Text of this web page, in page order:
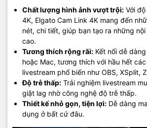
Chất lượng hình ảnh vượt trội: Với
4K, Elgato Cam Link 4K mang đến
nét, chi tiết, giúp bạn tạo ra những
cao.
Tương thích rộng rãi: Kết nối dễ
hoặc Mac, tương thích với hầu hết
livestream phổ biến như OBS, XSplit,
Độ trễ thấp: Trải nghiệm livestream
giật lag nhờ công nghệ độ trễ thấp.
Thiết kế nhỏ gọn, tiện lợi: Dễ dàng
dụng ở bất cứ đâu.